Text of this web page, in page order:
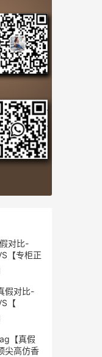
对比-
【专柜正
假对比-
【
【真假
尖高仿香